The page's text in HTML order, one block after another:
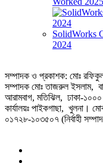
SolidWorks
2024
সম্পাদক ও প্রকাশক: মোঃ রফিকুল
সম্পাদক মোঃ তাজরুল‌‌ ইসলাম,
আরামবাগ, মতিঝিল, ঢাকা-
কার্যালয়ঃ পাইকগাছা, খুলনা।
০১৭২৮-১০৩৫০৭ (নির্বাহী